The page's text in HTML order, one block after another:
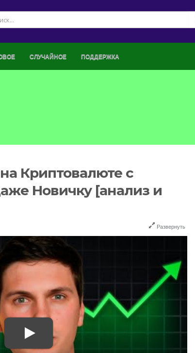
СЛУЧАЙНОЕ ПОДДЕРЖКА
Криптовалюте с
Новичку [анализ и
Развернуть